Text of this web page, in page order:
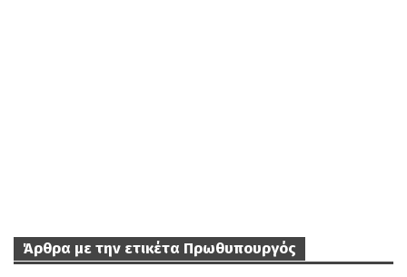
Άρθρα με την ετικέτα Πρωθυπουργός